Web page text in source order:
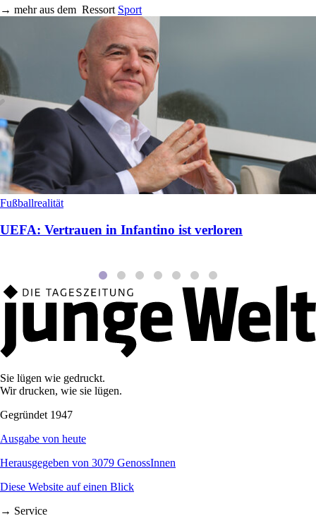
→ mehr aus dem Ressort Sport
Fußballrealität
UEFA: Vertrauen in Infantino ist verloren
Sie lügen wie gedruckt.
Wir drucken, wie sie lügen.
Gegründet 1947
Ausgabe von heute
Herausgegeben von 3079 GenossInnen
Diese Website auf einen Blick
→ Service